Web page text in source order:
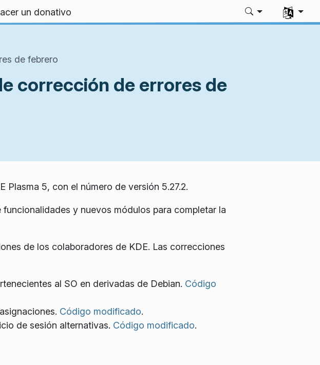
un donativo
de febrero
corrección de errores de
Plasma 5, con el número de versión 5.27.2.
y nuevos módulos para completar la
de los colaboradores de KDE. Las correcciones
al SO en derivadas de Debian. Código
Código modificado.
de sesión alternativas. Código modificado.